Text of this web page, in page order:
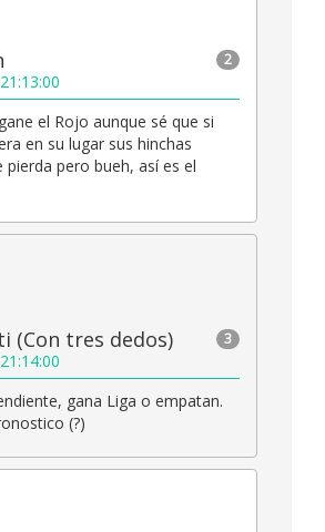
2
el Rojo aunque sé que si
en su lugar sus hinchas
pierda pero bueh, así es el
3
(Con tres dedos)
gana Liga o empatan.
(?)